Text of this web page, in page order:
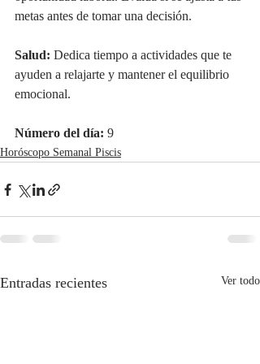
metas antes de tomar una decisión.
Salud: Dedica tiempo a actividades que te
ayuden a relajarte y mantener el equilibrio
emocional.
Número del día: 9
Horóscopo Semanal Piscis
Entradas recientes Ver todo